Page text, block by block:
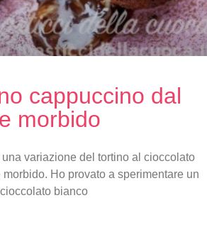
cappuccino dal
morbido
una variazione del tortino al cioccolato
morbido. Ho provato a sperimentare un
bianco